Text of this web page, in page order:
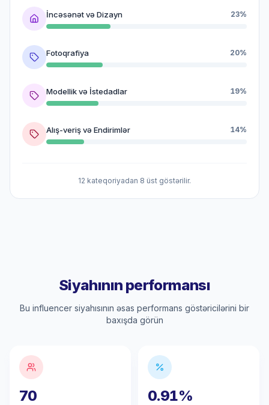
İncəsənət və Dizayn 23%
Fotoqrafiya 20%
Modellik və İstedadlar 19%
Alış-veriş və Endirimlər 14%
12 kateqoriyadan 8 üst göstərilir.
Siyahının performansı
Bu influencer siyahısının əsas performans göstəricilərini bir
baxışda görün
70 0.91%